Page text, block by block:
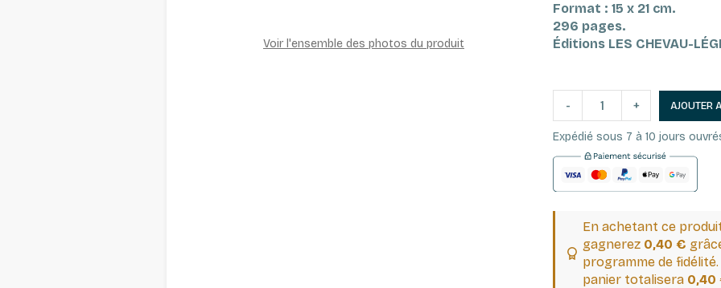
Voir l'ensemble des photos du produit
Format : 15 x 21 cm.
296 pages.
Éditions LES CHEVAU-
- + AJOUTER
Expédié sous 7 à 10 jours
En achetant ce
gagnerez 0,40 €
programme de
panier totalisera 0,40